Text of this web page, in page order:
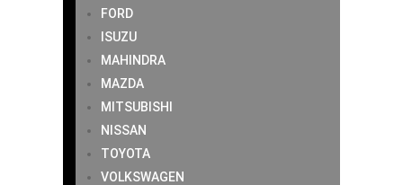
FORD
ISUZU
MAHINDRA
MAZDA
MITSUBISHI
NISSAN
TOYOTA
VOLKSWAGEN